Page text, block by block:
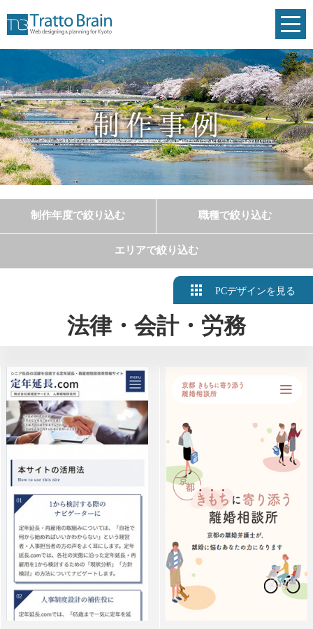
制作年度で絞り込む 職種で絞り込む
エリアで絞り込む
PCデザインを見る
法律・会計・労務